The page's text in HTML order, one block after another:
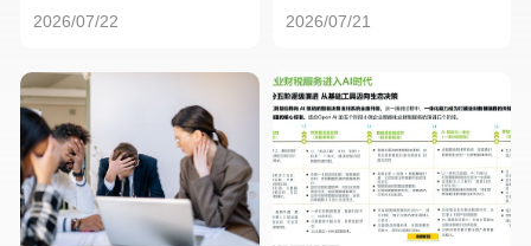
2026/07/22 2026/07/21